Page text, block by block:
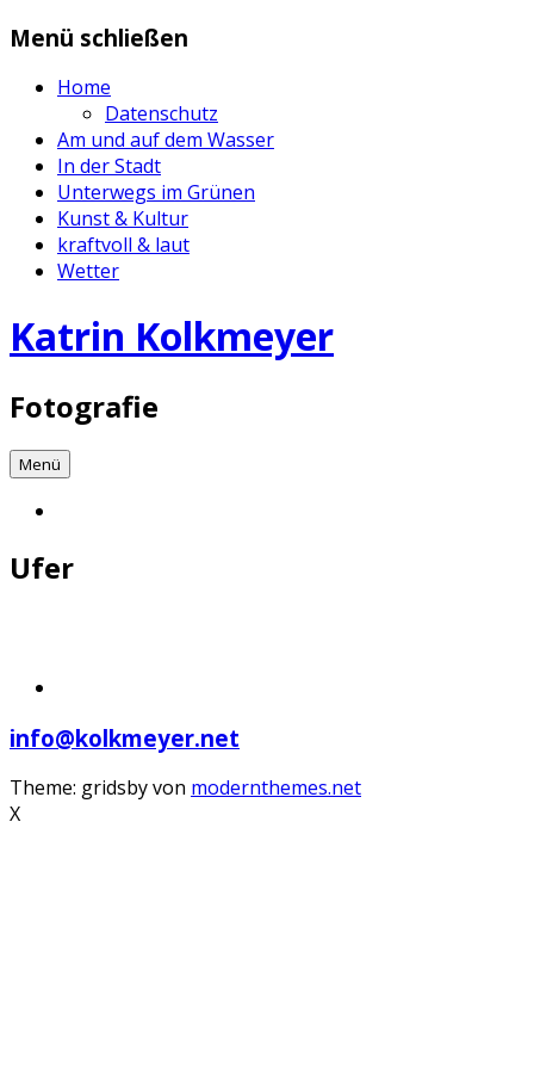
Zum
springen
Menü schließen
Home
Datenschutz
Am und auf dem Wasser
In der Stadt
Unterwegs im Grünen
Kunst & Kultur
kraftvoll & laut
Wetter
Katrin Kolkmeyer
Fotografie
Menü
Ufer
info@kolkmeyer.net
Theme: gridsby von modernthemes.net
X